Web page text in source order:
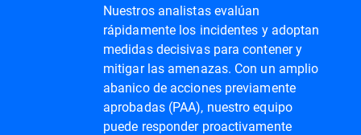
Nuestros analistas evalúan
rápidamente los incidentes y adoptan
medidas decisivas para contener y
mitigar las amenazas. Con un amplio
abanico de acciones previamente
aprobadas (PAA), nuestro equipo
puede responder proactivamente